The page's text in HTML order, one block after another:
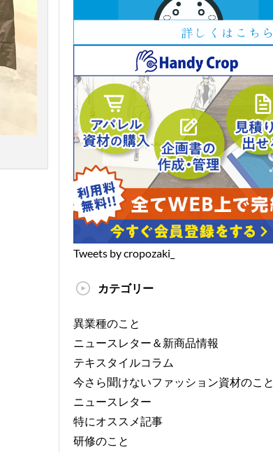
Tweets by cropozaki_
カテゴリー
異業種のこと
ニュースレター＆新商品情報
テキスタイルコラム
今さら聞けないファッション資材のこと
ニュースレター
特にオススメ記事
研修のこと